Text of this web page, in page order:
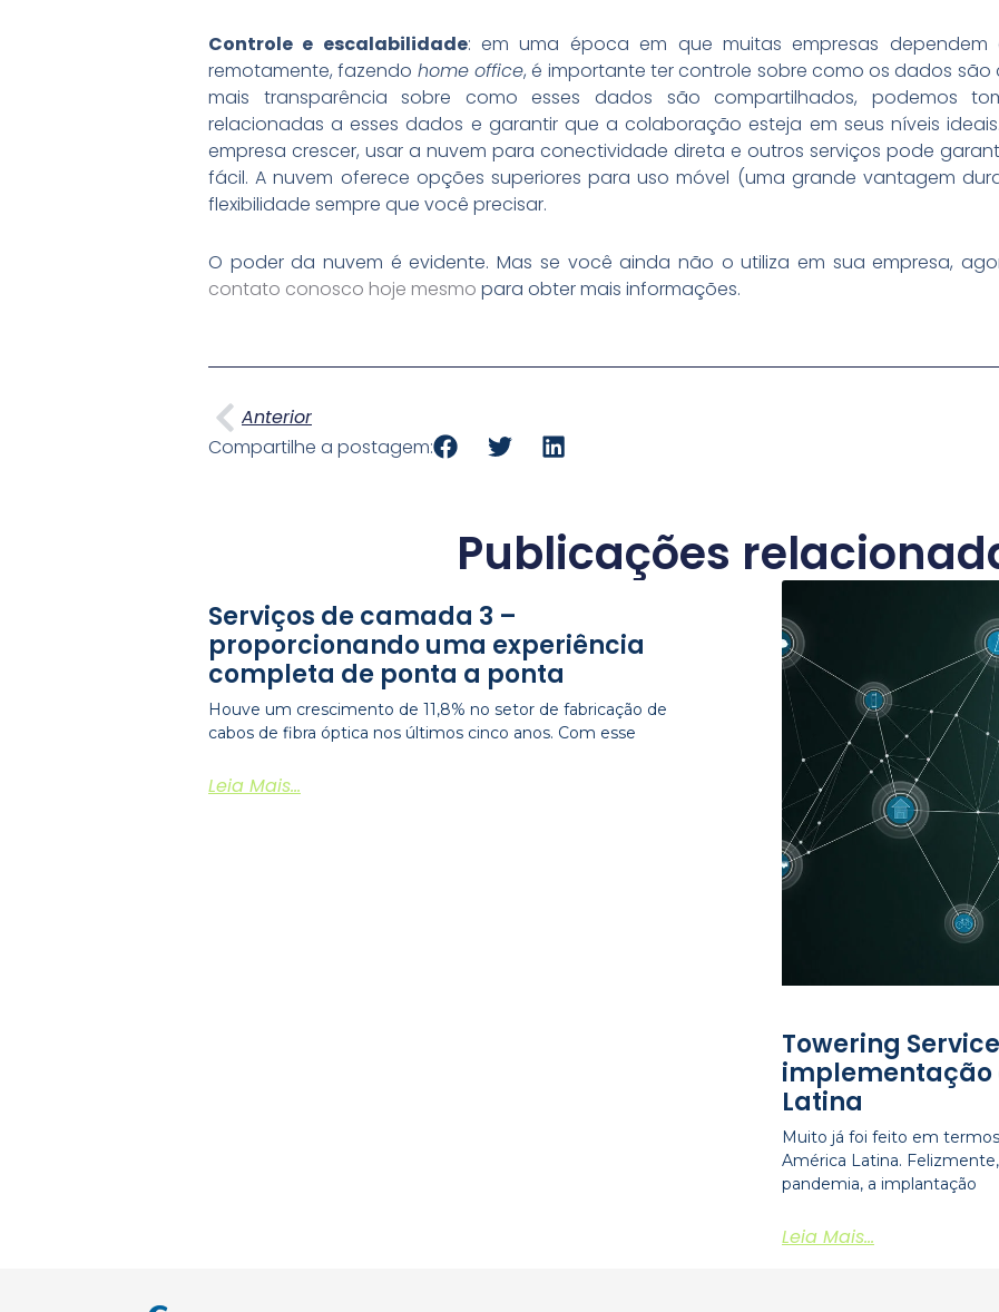
Controle e escalabilidade: em uma época em que muitas empresas dependem
remotamente, fazendo home office, é importante ter controle sobre como os dados
mais transparência sobre como esses dados são compartilhados, podemos
relacionadas a esses dados e garantir que a colaboração esteja em seus níveis
empresa crescer, usar a nuvem para conectividade direta e outros serviços pode
fácil. A nuvem oferece opções superiores para uso móvel (uma grande vantagem
flexibilidade sempre que você precisar.
O poder da nuvem é evidente. Mas se você ainda não o utiliza em sua empresa,
contato conosco hoje mesmo para obter mais informações.
Anterior
Compartilhe a postagem:
Publicações
Serviços de camada 3 –
proporcionando uma experiência
completa de ponta a ponta
Houve um crescimento de 11,8% no setor de fabricação de
cabos de fibra óptica nos últimos cinco anos. Com esse
Leia Mais...
Towering
implementação
Latina
Muito já foi feito em
América Latina.
pandemia, a implantação
Leia Mais...